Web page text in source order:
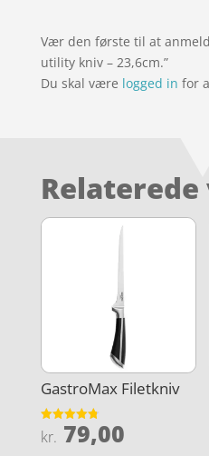
Vær den første til at
utility kniv – 23,6cm.”
Du skal være logged in for
GastroMax Filetkniv
Vurderet
4.8
kr. 79,00